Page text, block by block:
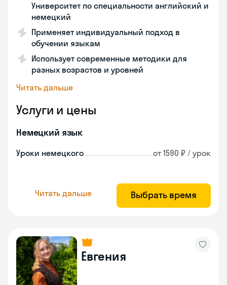
Университет по специальности английский и
немецкий
Применяет индивидуальный подход в
обучении языкам
Использует современные методики для
разных возрастов и уровней
Читать дальше
Услуги и цены
Немецкий язык
Уроки немецкого от 1590 ₽ / урок
Читать дальше Выбрать время
Евгения